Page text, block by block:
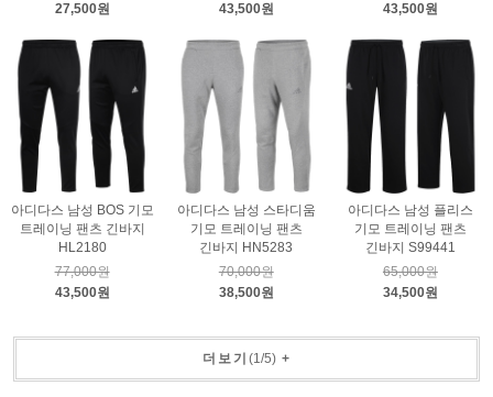
27,500원
43,500원
43,500원
아디다스 남성 BOS 기모
트레이닝 팬츠 긴바지
HL2180
77,000원
43,500원
아디다스 남성 스타디움
기모 트레이닝 팬츠
긴바지 HN5283
70,000원
38,500원
아디다스 남성 플리스
기모 트레이닝 팬츠
긴바지 S99441
65,000원
34,500원
더보기 (1/5)+